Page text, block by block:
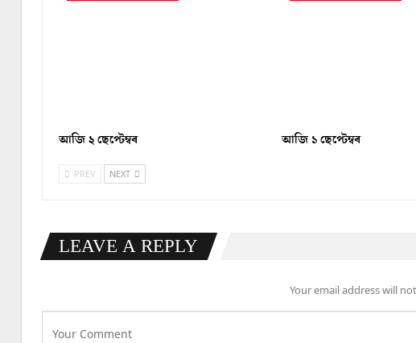
আজি ২ ছেপ্টেম্বৰ আজি ১ ছেপ্টেম্বৰ
PREV NEXT
LEAVE A REPLY
Your email address will